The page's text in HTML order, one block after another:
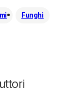
Funghi